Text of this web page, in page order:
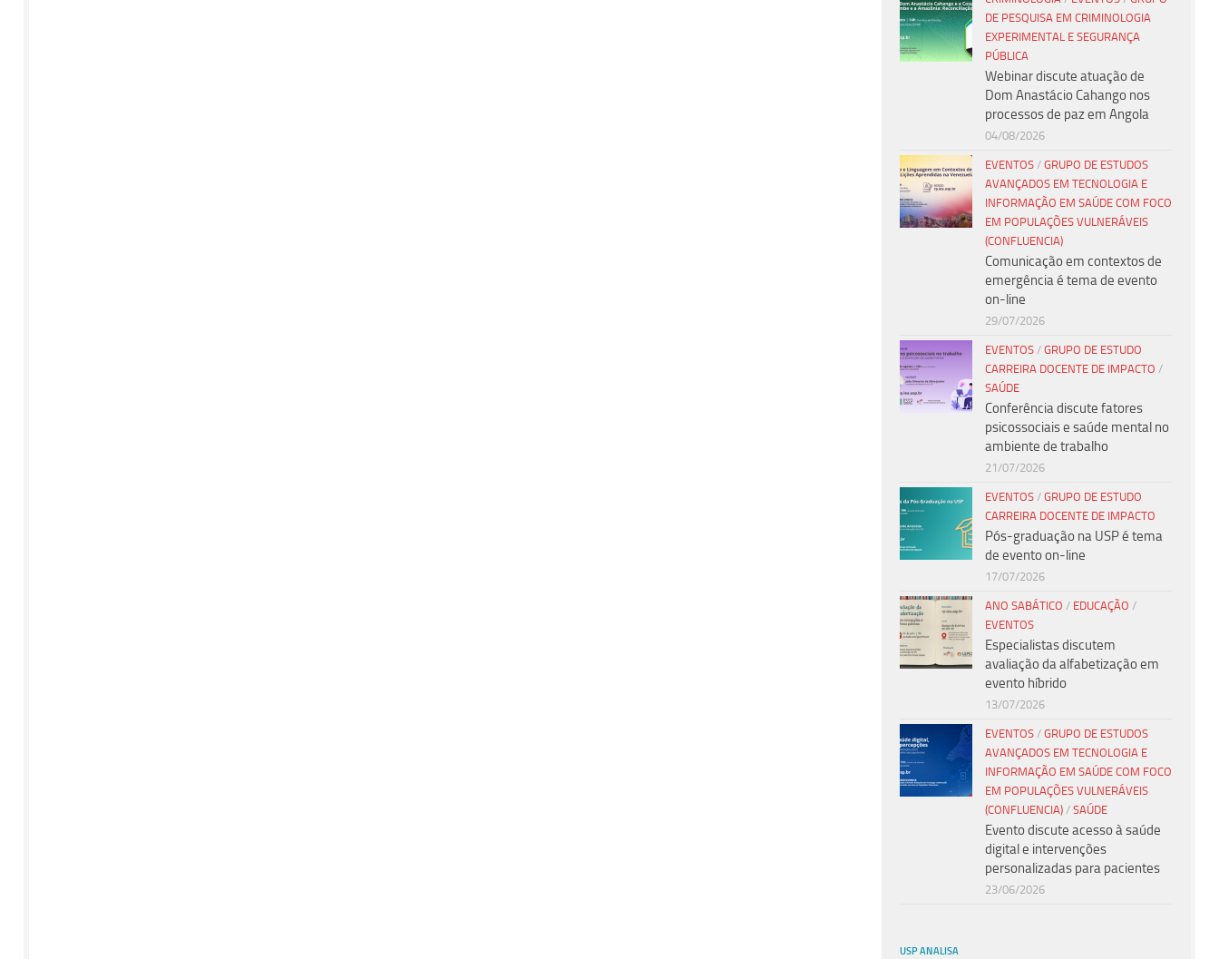
DE PESQUISA EM CRIMINOLOGIA
EXPERIMENTAL E SEGURANÇA
PÚBLICA
Webinar discute atuação de
Dom Anastácio Cahango nos
processos de paz em Angola
04/08/2026
EVENTOS / GRUPO DE ESTUDOS
AVANÇADOS EM TECNOLOGIA E
INFORMAÇÃO EM SAÚDE COM FOCO
EM POPULAÇÕES VULNERÁVEIS
(CONFLUENCIA)
Comunicação em contextos de
emergência é tema de evento
on-line
29/07/2026
EVENTOS / GRUPO DE ESTUDO
CARREIRA DOCENTE DE IMPACTO /
SAÚDE
Conferência discute fatores
psicossociais e saúde mental no
ambiente de trabalho
21/07/2026
EVENTOS / GRUPO DE ESTUDO
CARREIRA DOCENTE DE IMPACTO
Pós-graduação na USP é tema
de evento on-line
17/07/2026
ANO SABÁTICO / EDUCAÇÃO /
EVENTOS
Especialistas discutem
avaliação da alfabetização em
evento híbrido
13/07/2026
EVENTOS / GRUPO DE ESTUDOS
AVANÇADOS EM TECNOLOGIA E
INFORMAÇÃO EM SAÚDE COM FOCO
EM POPULAÇÕES VULNERÁVEIS
(CONFLUENCIA) / SAÚDE
Evento discute acesso à saúde
digital e intervenções
personalizadas para pacientes
23/06/2026
USP ANALISA